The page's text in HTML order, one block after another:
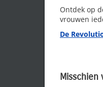
Ontdek op
vrouwen
De
Misschien